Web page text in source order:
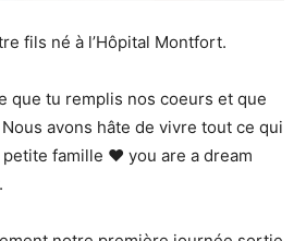
fils né à l’Hôpital Montfort.
que tu remplis nos coeurs et que
avons hâte de vivre tout ce qui
petite famille ♥️ you are a dream